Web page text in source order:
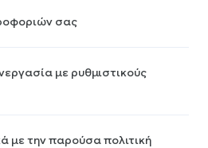
σας
με ρυθμιστικούς
με την παρούσα πολιτική